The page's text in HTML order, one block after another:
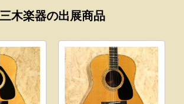
三木楽器の出展商品